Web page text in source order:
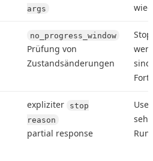
args
no_progress_window
Prüfung von
Zustandsänderungen
expliziter
stop
reason
partial response